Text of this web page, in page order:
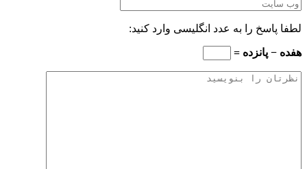
لطفا پاسخ را به عدد انگلیسی وارد کنید:
هفده − پانزده =